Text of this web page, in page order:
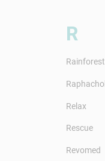
R
Rainforest
Raphachol
Relax
Rescue
Revomed